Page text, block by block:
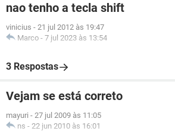
nao tenho a tecla shift
vinicius - 21 jul 2012 às 19:47
Marco - 7 jul 2023 às 13:54
3 Respostas
Vejam se está correto
mayuri - 27 jul 2009 às 11:05
ns - 22 jun 2010 às 16:01